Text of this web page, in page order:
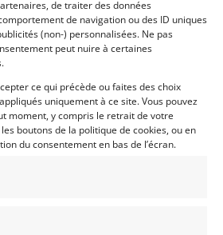
de traiter des données
de navigation ou des ID uniques
(non-) personnalisées. Ne pas
peut nuire à certaines
ce qui précède ou faites des choix
uniquement à ce site. Vous pouvez
moment, y compris le retrait de votre
boutons de la politique de cookies, ou en
du consentement en bas de l’écran.
occasion unique de saisir le
championne du monde…
494 20 48 92